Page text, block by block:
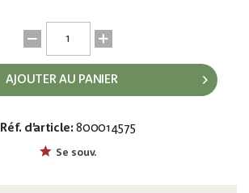
AJOUTER AU PANIER
Réf. d’article: 800014575
Se souv.